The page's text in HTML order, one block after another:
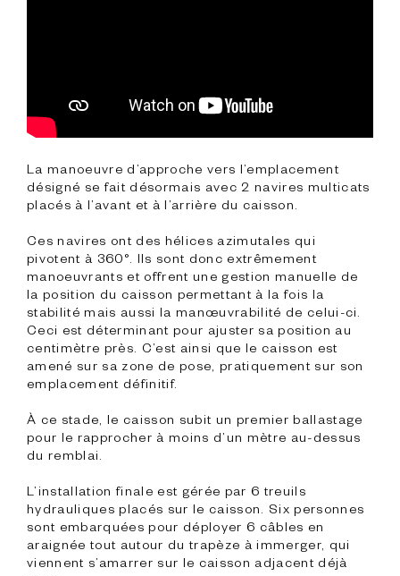
La manoeuvre d’approche vers l’emplacement
désigné se fait désormais avec 2 navires multicats
placés à l’avant et à l’arrière du caisson.
Ces navires ont des hélices azimutales qui
pivotent à 360°. Ils sont donc extrêmement
manoeuvrants et offrent une gestion manuelle de
la position du caisson permettant à la fois la
stabilité mais aussi la manœuvrabilité de celui-ci.
Ceci est déterminant pour ajuster sa position au
centimètre près. C’est ainsi que le caisson est
amené sur sa zone de pose, pratiquement sur son
emplacement définitif.
À ce stade, le caisson subit un premier ballastage
pour le rapprocher à moins d’un mètre au-dessus
du remblai.
L’installation finale est gérée par 6 treuils
hydrauliques placés sur le caisson. Six personnes
sont embarquées pour déployer 6 câbles en
araignée tout autour du trapèze à immerger, qui
viennent s’amarrer sur le caisson adjacent déjà